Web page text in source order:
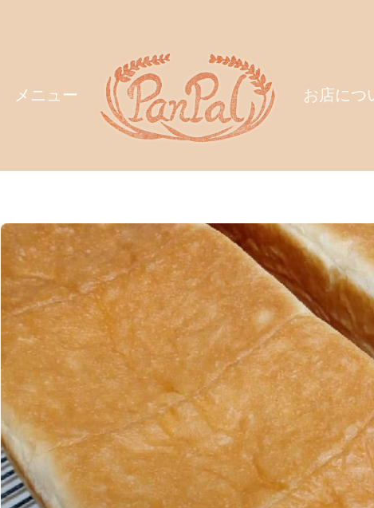
メニュー お店につ